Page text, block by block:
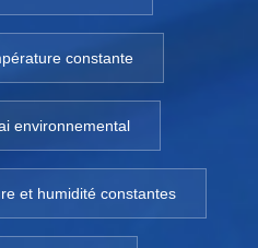
constante
environnemental
et humidité constantes